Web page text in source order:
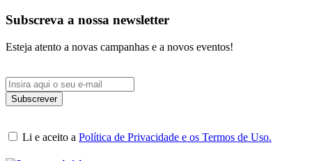
Subscreva a nossa newsletter
Esteja atento a novas campanhas e a novos eventos!
Li e aceito a Política de Privacidade e os Termos de Uso.